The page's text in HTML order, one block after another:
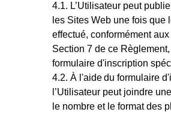
L’Utilisateur peut
les Sites Web une fois que
effectué, conformément
Section 7 de ce
formulaire d'inscription
À l'aidedu formulaire
l’Utilisateur peut joindre
le nombre et le format des